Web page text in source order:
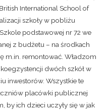
International School of
szkoły w pobliżu
podstawowej nr 72 we
z budżetu – na środkach
m.in. remontować. Władzom
dwóch szkół w
inwestorów. Wszystkie te
placówki publicznej
by ich dzieci uczyły się w jak